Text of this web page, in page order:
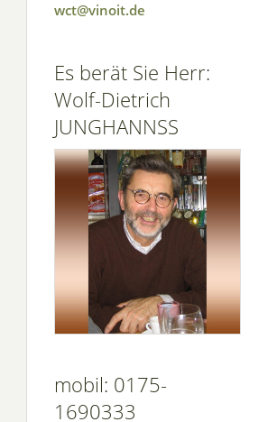
wct@vinoit.de
Es berät Sie Herr:
Wolf-Dietrich
JUNGHANNSS
mobil: 0175-
1690333